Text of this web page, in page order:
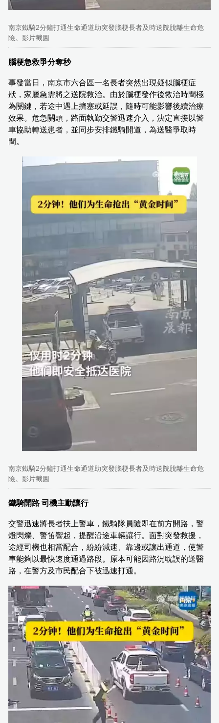
南京鐵騎2分鐘打通生命通道助突發腦梗長者及時送院脫離生命危
險。影片截圖
腦梗急救爭分奪秒
事發當日，南京市六合區一名長者突然出現疑似腦梗症
狀，家屬急需將之送院救治。由於腦梗發作後救治時間極
為關鍵，若途中遇上擠塞或延誤，隨時可能影響後續治療
效果。危急關頭，路面執勤交警迅速介入，決定直接以警
車協助轉送患者，並同步安排鐵騎開道，為送醫爭取時
間。
南京鐵騎2分鐘打通生命通道助突發腦梗長者及時送院脫離生命危
險。影片截圖
鐵騎開路 司機主動讓行
交警迅速將長者扶上警車，鐵騎隊員隨即在前方開路，警
燈閃爍、警笛響起，提醒沿途車輛讓行。面對突發救援，
途經司機也相當配合，紛紛減速、靠邊或讓出通道，使警
車能夠以最快速度通過路段。原本可能因路況耽誤的送醫
路，在警方及市民配合下被迅速打通。